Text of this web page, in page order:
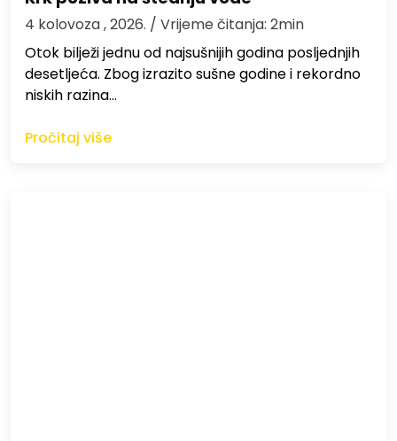
4 kolovoza , 2026. / Vrijeme čitanja: 2min
Otok bilježi jednu od najsušnijih godina posljednjih
desetljeća. Zbog izrazito sušne godine i rekordno
niskih razina…
Pročitaj više